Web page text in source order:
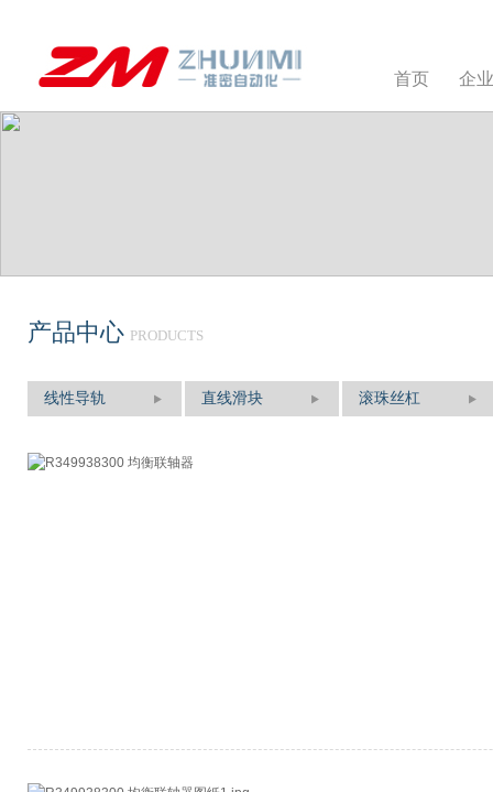
首页 企
产品中心 PRODUCTS
线性导轨 直线滑块 滚珠丝杠